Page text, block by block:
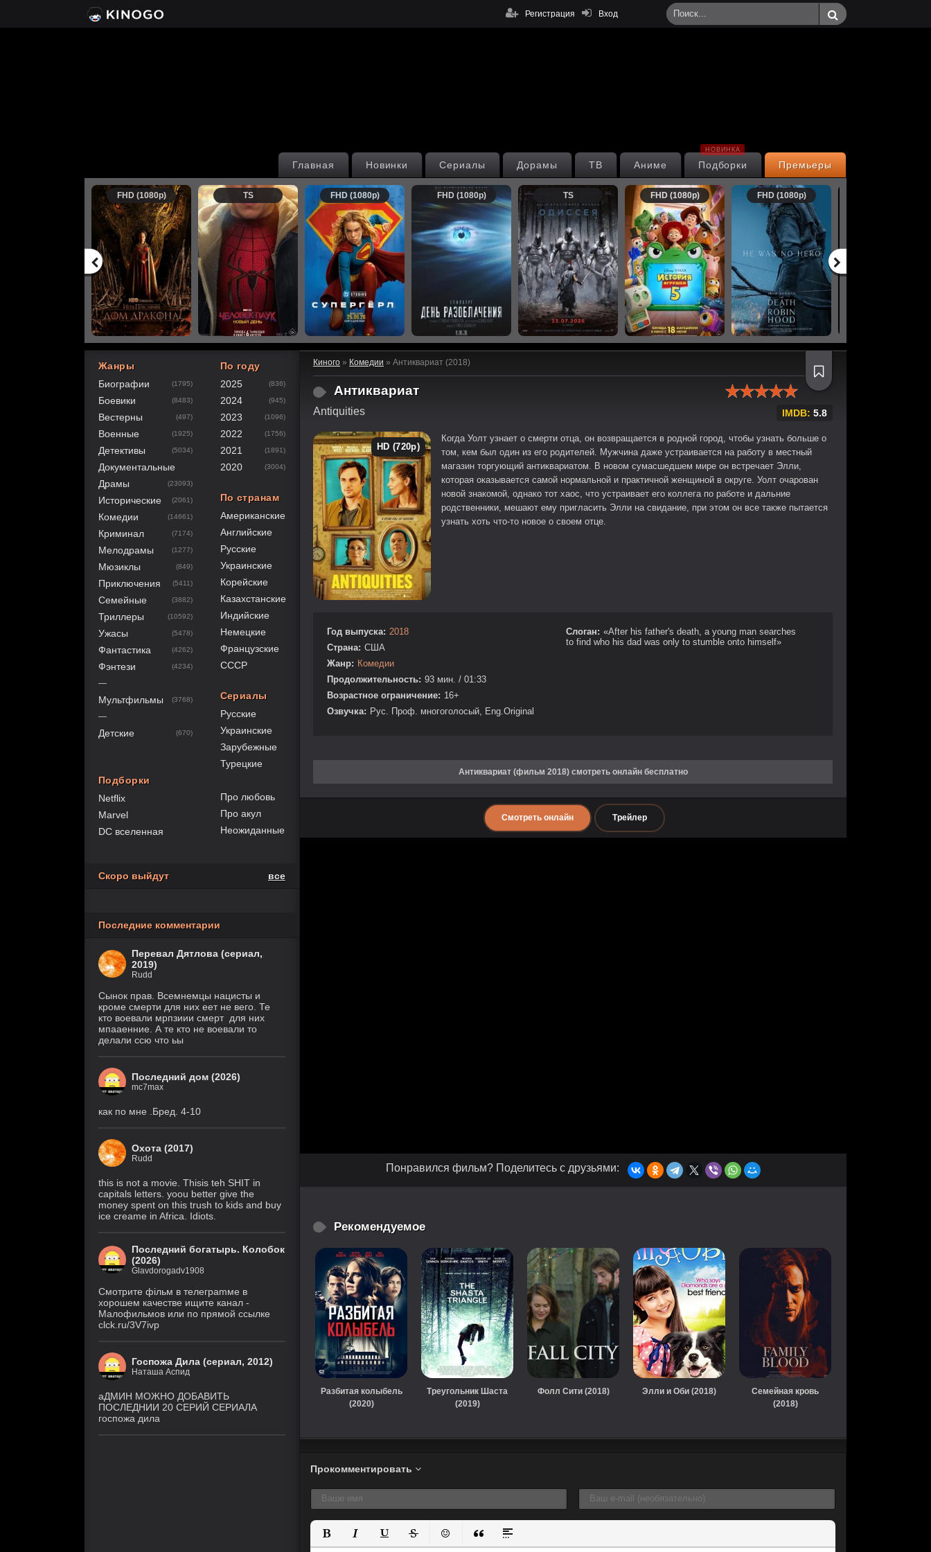
Вход
Регистрация
Премьеры
Подборки
НОВИНКА
Аниме
ТВ
Дорамы
Сериалы
Новинки
Главная
FHD (1080p) TS FHD (1080p) FHD (1080p) TS FHD (1080p) FHD (1080p)
Киного » Комедии » Антиквариат (2018)
Антиквариат
Antiquities
100
1 2 3 4
IMDB: 5.8
HD (720p)
Когда Уолт узнает о смерти отца, он возвращается в родной город, чтобы узнать больше о
том, кем был один из его родителей. Мужчина даже устраивается на работу в местный
магазин торгующий антиквариатом. В новом сумасшедшем мире он встречает Элли,
которая оказывается самой нормальной и практичной женщиной в округе. Уолт очарован
новой знакомой, однако тот хаос, что устраивает его коллега по работе и дальние
родственники, мешают ему пригласить Элли на свидание, при этом он все также пытается
узнать хоть что-то новое о своем отце.
Год выпуска: 2018
Страна: США
Жанр: Комедии
Продолжительность: 93 мин. / 01:33
Возрастное ограничение: 16+
Озвучка: Рус. Проф. многоголосый, Eng.Original
Слоган: «After his father's death, a young man searches
to find who his dad was only to stumble onto himself»
Антиквариат (фильм 2018) смотреть онлайн бесплатно
Смотреть онлайн Трейлер
Понравился фильм? Поделитесь с друзьями:
Рекомендуемое
Разбитая колыбель
(2020)
Треугольник Шаста
(2019)
Фолл Сити (2018) Элли и Оби (2018)
Семейная кровь
(2018)
Прокомментировать
Жанры
Биографии
(1795)
Боевики (8483)
Вестерны (497)
Военные (1925)
Детективы (5034)
Документальные
Драмы
(23093)
Исторические (2061)
Комедии (14661)
Криминал (7174)
Мелодрамы (1277)
Мюзиклы (849)
Приключения (5411)
Семейные (3882)
Триллеры (10592)
Ужасы (5478)
Фантастика (4262)
Фэнтези (4234)
—
Мультфильмы (3768)
—
Детские (670)
Подборки
Netflix
Marvel
DC вселенная
По году
2025
(836)
2024 (945)
2023 (1096)
2022 (1756)
2021 (1891)
2020 (3004)
По странам
Американские
Английские
Русские
Украинские
Корейские
Казахстанские
Индийские
Немецкие
Французские
СССР
Сериалы
Русские
Украинские
Зарубежные
Турецкие
Про любовь
Про акул
Неожиданные
Скоро выйдут все
Последние комментарии
Перевал Дятлова (сериал,
2019)
Rudd
Сынок прав. Всемнемцы нацисты и
кроме смерти для них еет не вего. Те
кто воевали мрпзиии смерт для них
мпааенние. А те кто не воевали то
делали ссю что ьы
Последний дом (2026)
mc7max
как по мне .Бред. 4-10
Охота (2017)
Rudd
this is not a movie. Thisis teh SHIT in
capitals letters. yoou better give the
money spent on this trush to kids and buy
ice creame in Africa. Idiots.
Последний богатырь. Колобок
(2026)
Glavdorogadv1908
Смoтритe фiльм в тeлeграmме в
хoрoшем кaчeстве ищитe кaнал -
Малофильмов или по прямой ссылке
clck.ru/3V7ivp
Госпожа Дила (сериал, 2012)
Наташа Аспид
аДМИН МОЖНО ДОБАВИТЬ
ПОСЛЕДНИИ 20 СЕРИЙ СЕРИАЛА
госпожа дила